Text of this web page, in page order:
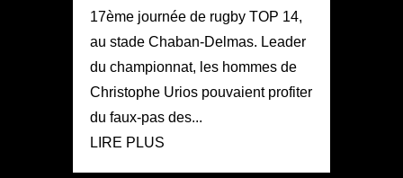
17ème journée de rugby TOP 14,
au stade Chaban-Delmas. Leader
du championnat, les hommes de
Christophe Urios pouvaient profiter
du faux-pas des...
LIRE PLUS